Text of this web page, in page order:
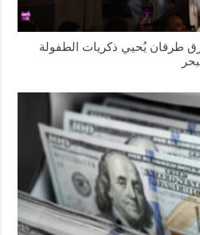
طرقان يُحيي ذكريات الطفولة